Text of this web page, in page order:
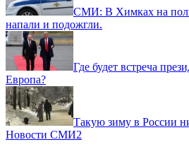
СМИ: В Химках на
напали и подожгли.
Где будет встреча
Европа?
Такую зиму в России
Новости СМИ2